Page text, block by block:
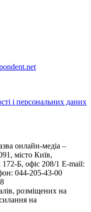
і персональних даних
онлайн-медіа –
місто Київ,
Б, офіс 208/1 E-mail:
044-205-43-00
розміщених на
на